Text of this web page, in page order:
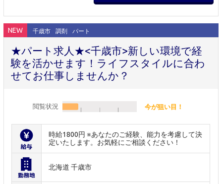
NEW 千歳市 調剤 パート
★パート求人★<千歳市>新しい環境で経
験を活かせます！ライフスタイルに合わ
せてお仕事しませんか？
閲覧状況 今が狙い目！
時給1800円 ※あなたのご経験、能力を考慮して決
定いたします。お気軽にご相談ください！
北海道 千歳市